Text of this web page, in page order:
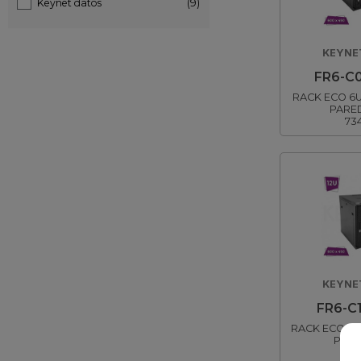
Keynet datos (9)
FR6-
RACK ECO
FR6-
RACK ECO